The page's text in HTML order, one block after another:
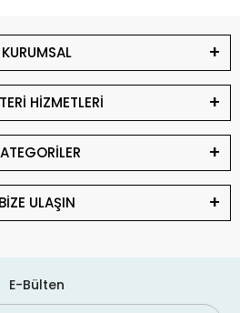
KURUMSAL
HİZMETLERİ
BİZE ULAŞIN
E-Bülten